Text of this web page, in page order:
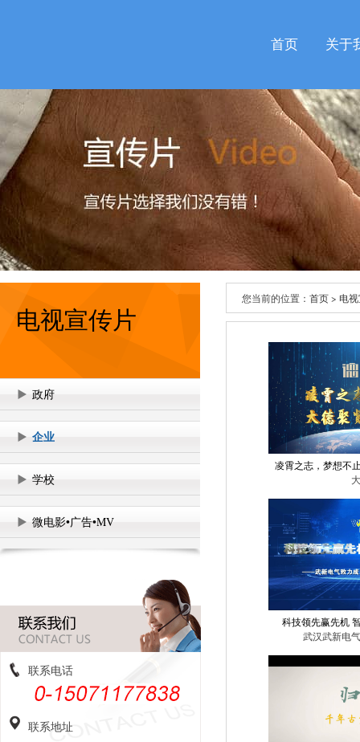
首页 关于
电视宣传片
政府
企业
学校
微电影•广告•MV
联系电话
联系地址
您当前的位置： 首页> 电
凌霄之志，梦想不
科技领先赢先机
武汉武新电